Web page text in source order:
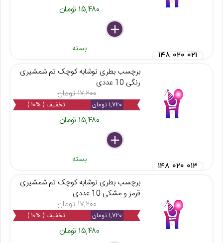
۱۵,۴۸۰ تومان
delete
remove
add
بسته
۱۴۸ ۰۲۰ ۰۲۱
برچسب بطری نوشابه کوچک تم شمشیری
رنگی 10 عددی
۱۷,۲۰۰ تومان
۱,۷۲۰ تومان تخفیف ( %۱۰ )
۱۵,۴۸۰ تومان
delete
remove
add
بسته
۱۴۸ ۰۲۰ ۰۱۳
برچسب بطری نوشابه کوچک تم شمشیری
قرمز و مشکی 10 عددی
۱۷,۲۰۰ تومان
۱,۷۲۰ تومان تخفیف ( %۱۰ )
۱۵,۴۸۰ تومان